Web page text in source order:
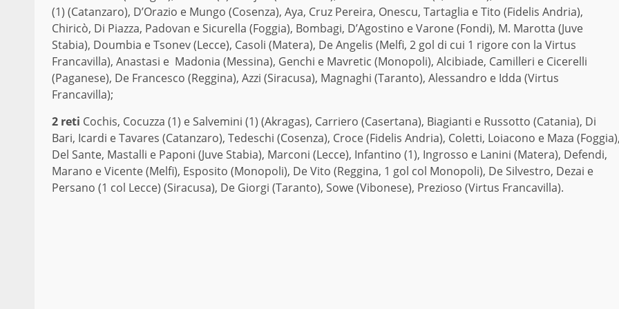
(1) (Catanzaro), D’Orazio e Mungo (Cosenza), Aya, Cruz Pereira, Onescu, Tartaglia e Tito (Fidelis Andria),
Chiricò, Di Piazza, Padovan e Sicurella (Foggia), Bombagi, D’Agostino e Varone (Fondi), M. Marotta (Juve
Stabia), Doumbia e Tsonev (Lecce), Casoli (Matera), De Angelis (Melfi, 2 gol di cui 1 rigore con la Virtus
Francavilla), Anastasi e Madonia (Messina), Genchi e Mavretic (Monopoli), Alcibiade, Camilleri e Cicerelli
(Paganese), De Francesco (Reggina), Azzi (Siracusa), Magnaghi (Taranto), Alessandro e Idda (Virtus
Francavilla);
2 reti Cochis, Cocuzza (1) e Salvemini (1) (Akragas), Carriero (Casertana), Biagianti e Russotto (Catania), Di
Bari, Icardi e Tavares (Catanzaro), Tedeschi (Cosenza), Croce (Fidelis Andria), Coletti, Loiacono e Maza
Del Sante, Mastalli e Paponi (Juve Stabia), Marconi (Lecce), Infantino (1), Ingrosso e Lanini (Matera), Defendi,
Marano e Vicente (Melfi), Esposito (Monopoli), De Vito (Reggina, 1 gol col Monopoli), De Silvestro, Dezai e
Persano (1 col Lecce) (Siracusa), De Giorgi (Taranto), Sowe (Vibonese), Prezioso (Virtus Francavilla).